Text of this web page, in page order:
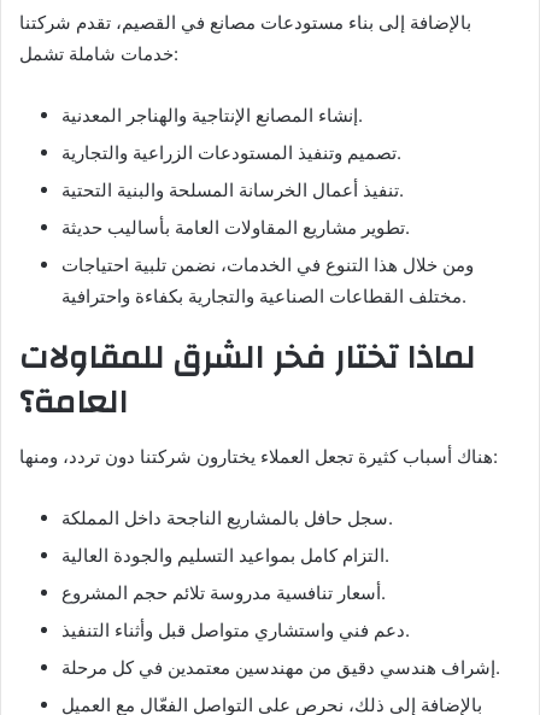
بالإضافة إلى بناء مستودعات مصانع في القصيم، تقدم شركتنا
خدمات شاملة تشمل:
إنشاء المصانع الإنتاجية والهناجر المعدنية.
تصميم وتنفيذ المستودعات الزراعية والتجارية.
تنفيذ أعمال الخرسانة المسلحة والبنية التحتية.
تطوير مشاريع المقاولات العامة بأساليب حديثة.
ومن خلال هذا التنوع في الخدمات، نضمن تلبية احتياجات
مختلف القطاعات الصناعية والتجارية بكفاءة واحترافية.
لماذا تختار فخر الشرق للمقاولات
العامة؟
هناك أسباب كثيرة تجعل العملاء يختارون شركتنا دون تردد، ومنها:
سجل حافل بالمشاريع الناجحة داخل المملكة.
التزام كامل بمواعيد التسليم والجودة العالية.
أسعار تنافسية مدروسة تلائم حجم المشروع.
دعم فني واستشاري متواصل قبل وأثناء التنفيذ.
إشراف هندسي دقيق من مهندسين معتمدين في كل مرحلة.
بالإضافة إلى ذلك، نحرص على التواصل الفعّال مع العميل